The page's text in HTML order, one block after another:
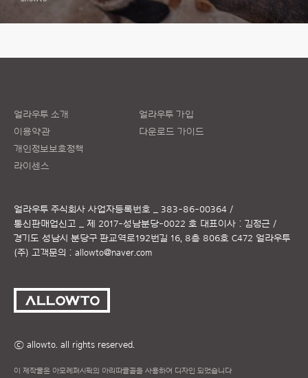
얼라우투 소개
이용약관
개인정보보호정책
라이센스
얼라우투 가입
다운로드 가이드
얼라우투 주식회사 사업자등록번호 _ 383-86-00364 /
통신판매업신고 _ 제 2017-성남분당-0022 호 대표이사 : 김정근 /
경기도 성남시 분당구 판교역로192번길 16, 8층 806호 C472 얼라우투
(주) 고객문의 : allowto@naver.com
ⓒ allowto. all rights reserved.
이 제작물은 아모레퍼시픽의 아리따글꼴을 사용하여 디자인 되었습니다